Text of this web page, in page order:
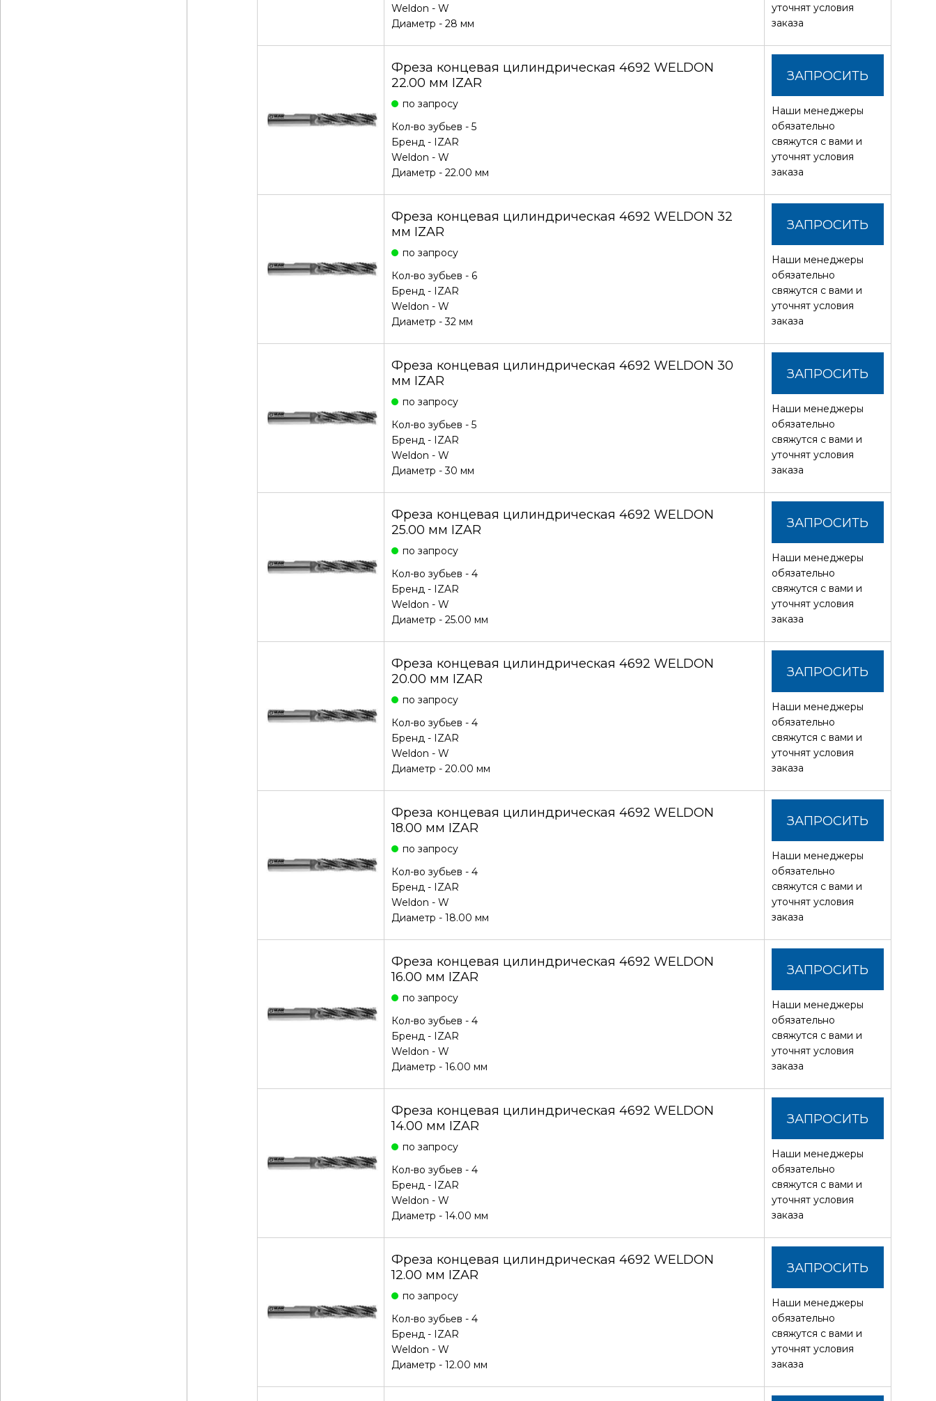
Weldon - W
Диаметр - 28 мм
уточнят условия
заказа
Фреза концевая цилиндрическая 4692 WELDON
22.00 мм IZAR
по запросу
Кол-во зубьев - 5
Бренд - IZAR
Weldon - W
Диаметр - 22.00 мм
ЗАПРОСИТЬ
СТОИМОСТЬ
Наши менеджеры
обязательно
свяжутся с вами и
уточнят условия
заказа
Фреза концевая цилиндрическая 4692 WELDON 32
мм IZAR
по запросу
Кол-во зубьев - 6
Бренд - IZAR
Weldon - W
Диаметр - 32 мм
ЗАПРОСИТЬ
СТОИМОСТЬ
Наши менеджеры
обязательно
свяжутся с вами и
уточнят условия
заказа
Фреза концевая цилиндрическая 4692 WELDON 30
мм IZAR
по запросу
Кол-во зубьев - 5
Бренд - IZAR
Weldon - W
Диаметр - 30 мм
ЗАПРОСИТЬ
СТОИМОСТЬ
Наши менеджеры
обязательно
свяжутся с вами и
уточнят условия
заказа
Фреза концевая цилиндрическая 4692 WELDON
25.00 мм IZAR
по запросу
Кол-во зубьев - 4
Бренд - IZAR
Weldon - W
Диаметр - 25.00 мм
ЗАПРОСИТЬ
СТОИМОСТЬ
Наши менеджеры
обязательно
свяжутся с вами и
уточнят условия
заказа
Фреза концевая цилиндрическая 4692 WELDON
20.00 мм IZAR
по запросу
Кол-во зубьев - 4
Бренд - IZAR
Weldon - W
Диаметр - 20.00 мм
ЗАПРОСИТЬ
СТОИМОСТЬ
Наши менеджеры
обязательно
свяжутся с вами и
уточнят условия
заказа
Фреза концевая цилиндрическая 4692 WELDON
18.00 мм IZAR
по запросу
Кол-во зубьев - 4
Бренд - IZAR
Weldon - W
Диаметр - 18.00 мм
ЗАПРОСИТЬ
СТОИМОСТЬ
Наши менеджеры
обязательно
свяжутся с вами и
уточнят условия
заказа
Фреза концевая цилиндрическая 4692 WELDON
16.00 мм IZAR
по запросу
Кол-во зубьев - 4
Бренд - IZAR
Weldon - W
Диаметр - 16.00 мм
ЗАПРОСИТЬ
СТОИМОСТЬ
Наши менеджеры
обязательно
свяжутся с вами и
уточнят условия
заказа
Фреза концевая цилиндрическая 4692 WELDON
14.00 мм IZAR
по запросу
Кол-во зубьев - 4
Бренд - IZAR
Weldon - W
Диаметр - 14.00 мм
ЗАПРОСИТЬ
СТОИМОСТЬ
Наши менеджеры
обязательно
свяжутся с вами и
уточнят условия
заказа
Фреза концевая цилиндрическая 4692 WELDON
12.00 мм IZAR
по запросу
Кол-во зубьев - 4
Бренд - IZAR
Weldon - W
Диаметр - 12.00 мм
ЗАПРОСИТЬ
СТОИМОСТЬ
Наши менеджеры
обязательно
свяжутся с вами и
уточнят условия
заказа